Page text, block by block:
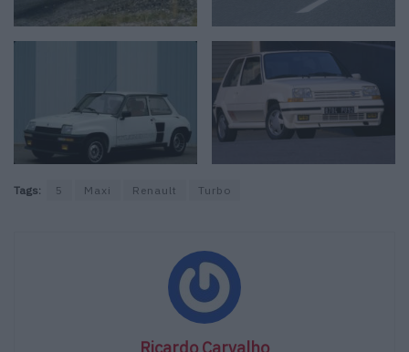
Tags: 5 Maxi Renault Turbo